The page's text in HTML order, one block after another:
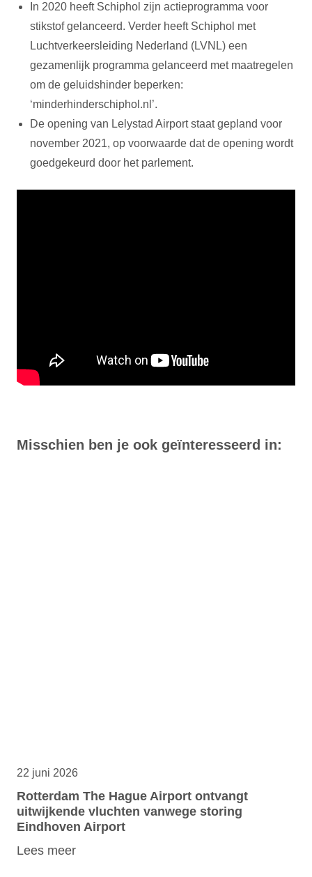
In 2020 heeft Schiphol zijn actieprogramma voor
stikstof gelanceerd. Verder heeft Schiphol met
Luchtverkeersleiding Nederland (LVNL) een
gezamenlijk programma gelanceerd met maatregelen
om de geluidshinder beperken:
‘minderhinderschiphol.nl’.
De opening van Lelystad Airport staat gepland voor
november 2021, op voorwaarde dat de opening wordt
goedgekeurd door het parlement.
Misschien ben je ook geïnteresseerd in:
22 juni 2026
Rotterdam The Hague Airport ontvangt
uitwijkende vluchten vanwege storing
Eindhoven Airport
Lees meer